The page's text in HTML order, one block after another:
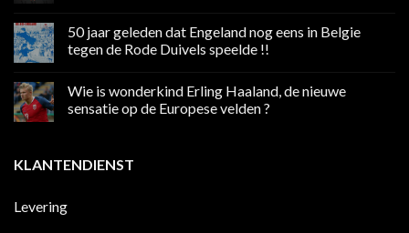
media
in
Premier
op
Ronaldo
eerste
meer
100
land
scoort
50 jaar geleden dat Engeland nog eens in Belgie
tegen de Rode Duivels speelde !!
op
jaar
nog
eens
tegen
Wie is wonderkind Erling Haaland, de nieuwe
sensatie op de Europese velden ?
Wie
is
Haaland,
KLANTENDIENST
Levering